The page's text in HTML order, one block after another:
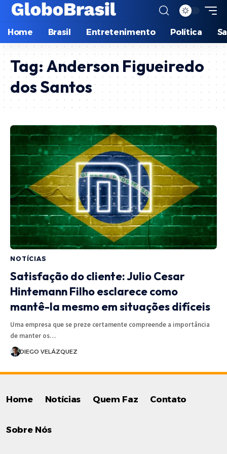
Home Brasil Entretenimento Política
Tag: Anderson Figueiredo
dos Santos
NOTÍCIAS
Satisfação do cliente: Julio Cesar
Hintemann Filho esclarece como
mantê-la mesmo em situações difíceis
Uma empresa que se preze certamente compreende a importância
de manter os…
DIEGO VELÁZQUEZ
Home Notícias Quem Faz Contato
Sobre Nós